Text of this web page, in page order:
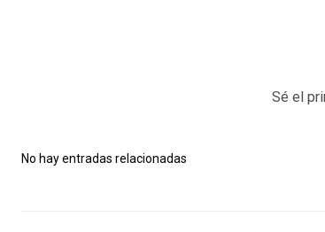
Sé el
No hay entradas relacionadas